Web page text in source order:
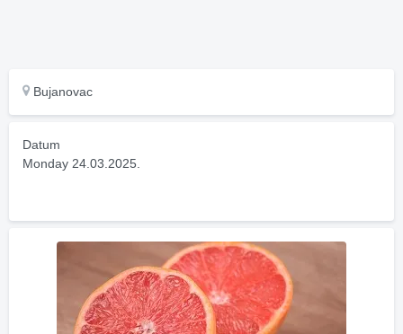
Bujanovac
Datum
Monday 24.03.2025.